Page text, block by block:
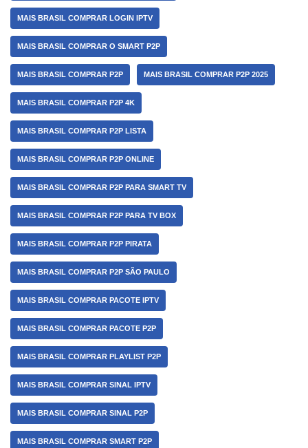
MAIS BRASIL COMPRAR LOGIN IPTV
MAIS BRASIL COMPRAR O SMART P2P
MAIS BRASIL COMPRAR P2P MAIS BRASIL COMPRAR P2P 2025
MAIS BRASIL COMPRAR P2P 4K
MAIS BRASIL COMPRAR P2P LISTA
MAIS BRASIL COMPRAR P2P ONLINE
MAIS BRASIL COMPRAR P2P PARA SMART TV
MAIS BRASIL COMPRAR P2P PARA TV BOX
MAIS BRASIL COMPRAR P2P PIRATA
MAIS BRASIL COMPRAR P2P SÃO PAULO
MAIS BRASIL COMPRAR PACOTE IPTV
MAIS BRASIL COMPRAR PACOTE P2P
MAIS BRASIL COMPRAR PLAYLIST P2P
MAIS BRASIL COMPRAR SINAL IPTV
MAIS BRASIL COMPRAR SINAL P2P
MAIS BRASIL COMPRAR SMART P2P